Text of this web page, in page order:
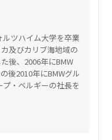
ツハイム大学を卒業
及びカリブ海地域の
後、2006年にBMW
後2010年にBMWグル
プ・ベルギーの社長を